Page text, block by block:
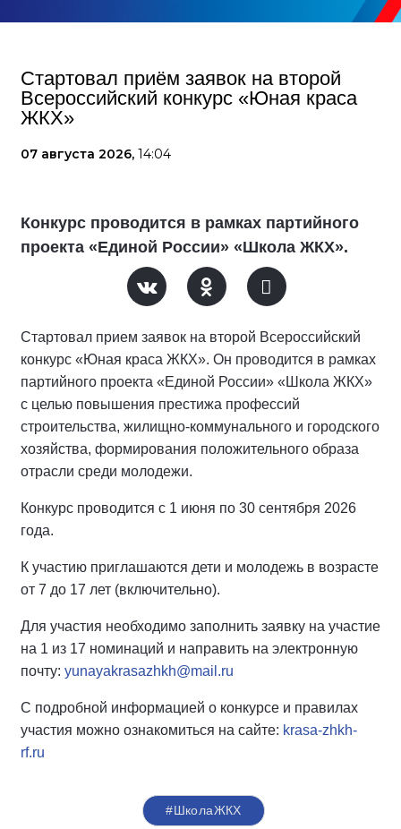
Стартовал приём заявок на второй
Всероссийский конкурс «Юная краса
ЖКХ»
07 августа 2026, 14:04
Конкурс проводится в рамках партийного
проекта «Единой России» «Школа ЖКХ».
Стартовал прием заявок на второй Всероссийский
конкурс «Юная краса ЖКХ». Он проводится в рамках
партийного проекта «Единой России» «Школа ЖКХ»
с целью повышения престижа профессий
строительства, жилищно-коммунального и городского
хозяйства, формирования положительного образа
отрасли среди молодежи.
Конкурс проводится с 1 июня по 30 сентября 2026
года.
К участию приглашаются дети и молодежь в возрасте
от 7 до 17 лет (включительно).
Для участия необходимо заполнить заявку на участие
на 1 из 17 номинаций и направить на электронную
почту: yunayakrasazhkh@mail.ru
С подробной информацией о конкурсе и правилах
участия можно ознакомиться на сайте: krasa-zhkh-
rf.ru
#ШколаЖКХ